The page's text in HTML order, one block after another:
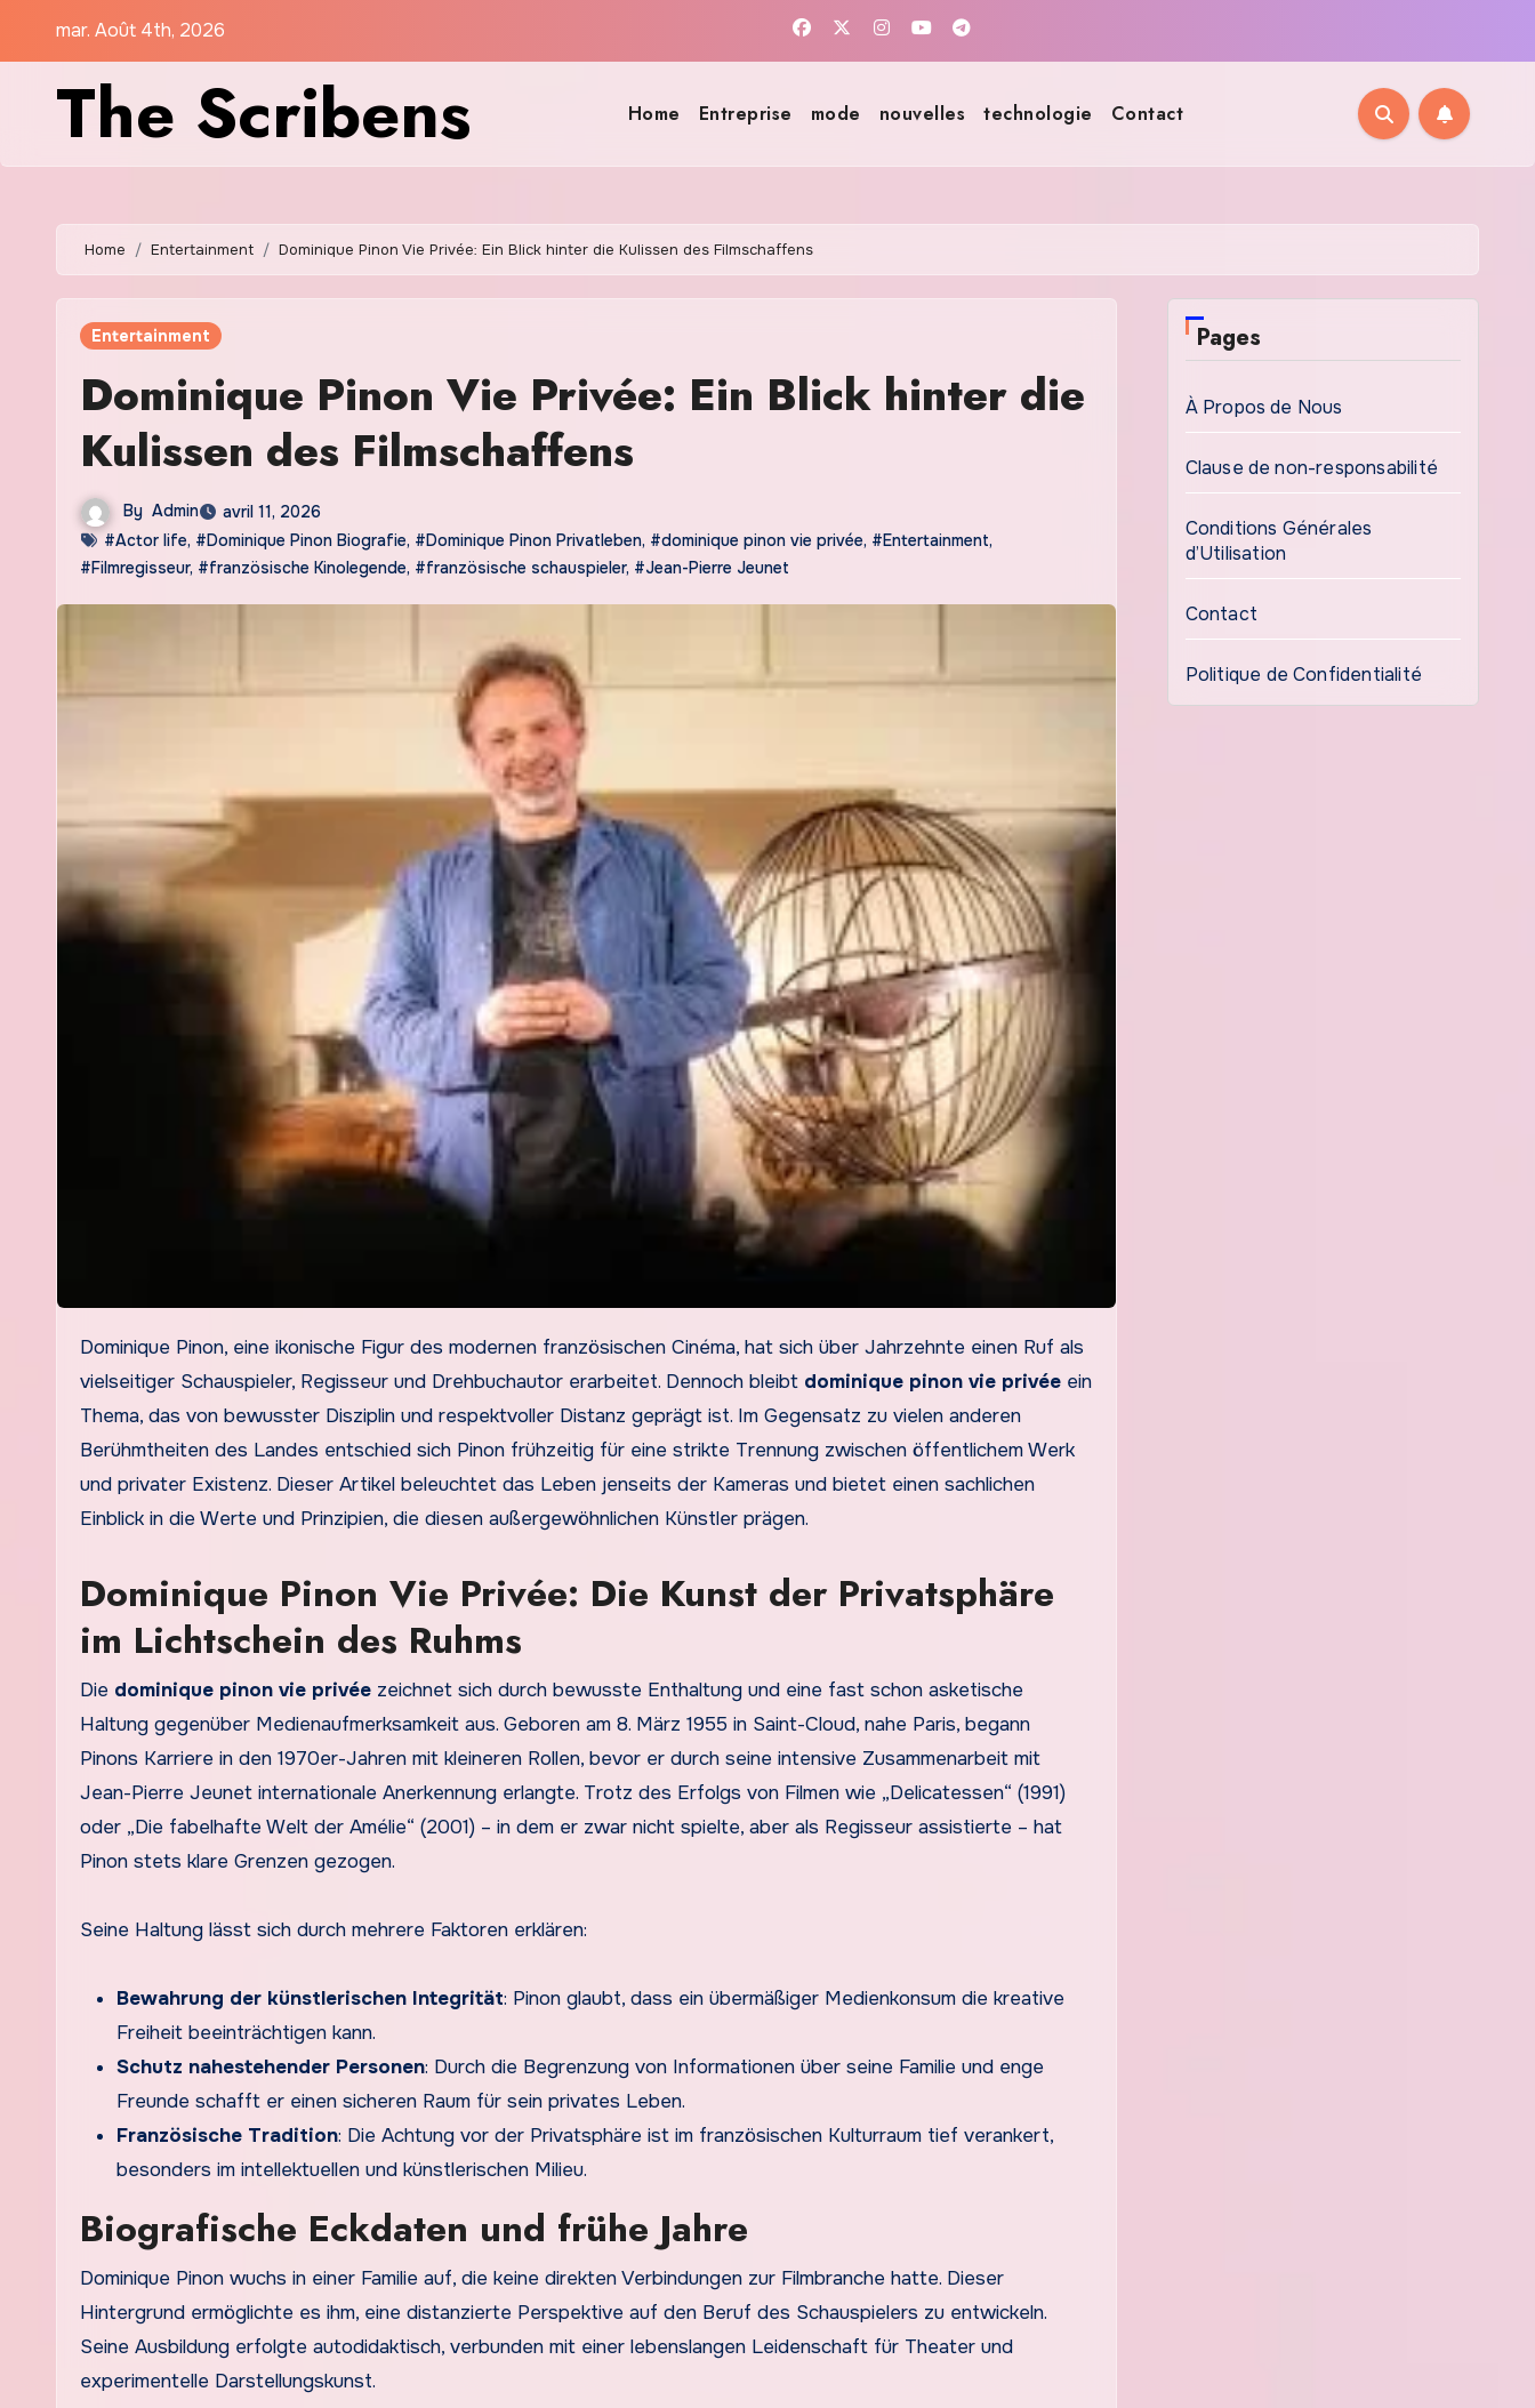
mar. Août 4th, 2026
The Scribens Home Entreprise mode nouvelles technologie Contact
Home Entertainment Dominique Pinon Vie Privée: Ein Blick hinter die Kulissen des Filmschaffens
Entertainment
Dominique Pinon Vie Privée: Ein Blick hinter die
Kulissen des Filmschaffens
By Admin
avril 11, 2026
#Actor life, #Dominique Pinon Biografie, #Dominique Pinon Privatleben, #dominique pinon vie privée, #Entertainment,
#Filmregisseur, #französische Kinolegende, #französische schauspieler, #Jean-Pierre Jeunet
Dominique Pinon, eine ikonische Figur des modernen französischen Cinéma, hat sich über Jahrzehnte einen Ruf als
vielseitiger Schauspieler, Regisseur und Drehbuchautor erarbeitet. Dennoch bleibt dominique pinon vie privée ein
Thema, das von bewusster Disziplin und respektvoller Distanz geprägt ist. Im Gegensatz zu vielen anderen
Berühmtheiten des Landes entschied sich Pinon frühzeitig für eine strikte Trennung zwischen öffentlichem Werk
und privater Existenz. Dieser Artikel beleuchtet das Leben jenseits der Kameras und bietet einen sachlichen
Einblick in die Werte und Prinzipien, die diesen außergewöhnlichen Künstler prägen.
Dominique Pinon Vie Privée: Die Kunst der Privatsphäre
im Lichtschein des Ruhms
Die dominique pinon vie privée zeichnet sich durch bewusste Enthaltung und eine fast schon asketische
Haltung gegenüber Medienaufmerksamkeit aus. Geboren am 8. März 1955 in Saint-Cloud, nahe Paris, begann
Pinons Karriere in den 1970er-Jahren mit kleineren Rollen, bevor er durch seine intensive Zusammenarbeit mit
Jean-Pierre Jeunet internationale Anerkennung erlangte. Trotz des Erfolgs von Filmen wie „Delicatessen“ (1991)
oder „Die fabelhafte Welt der Amélie“ (2001) – in dem er zwar nicht spielte, aber als Regisseur assistierte – hat
Pinon stets klare Grenzen gezogen.
Seine Haltung lässt sich durch mehrere Faktoren erklären:
Bewahrung der künstlerischen Integrität: Pinon glaubt, dass ein übermäßiger Medienkonsum die kreative
Freiheit beeinträchtigen kann.
Schutz nahestehender Personen: Durch die Begrenzung von Informationen über seine Familie und enge
Freunde schafft er einen sicheren Raum für sein privates Leben.
Französische Tradition: Die Achtung vor der Privatsphäre ist im französischen Kulturraum tief verankert,
besonders im intellektuellen und künstlerischen Milieu.
Biografische Eckdaten und frühe Jahre
Dominique Pinon wuchs in einer Familie auf, die keine direkten Verbindungen zur Filmbranche hatte. Dieser
Hintergrund ermöglichte es ihm, eine distanzierte Perspektive auf den Beruf des Schauspielers zu entwickeln.
Seine Ausbildung erfolgte autodidaktisch, verbunden mit einer lebenslangen Leidenschaft für Theater und
experimentelle Darstellungskunst.
Pages
À Propos de Nous
Clause de non-responsabilité
Conditions Générales
d’Utilisation
Contact
Politique de Confidentialité